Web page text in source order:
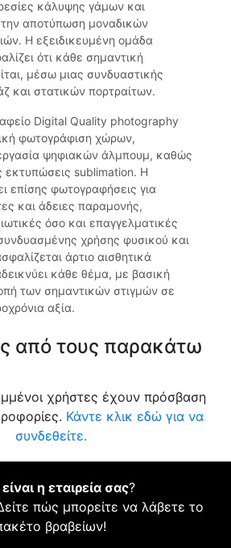
κάλυψης γάμων και
αποτύπωση μοναδικών
Η εξειδικευμένη ομάδα
ότι κάθε σημαντική
μέσω μιας συνδυαστικής
και στατικών πορτραίτων.
Digital Quality photography
φωτογράφιση χώρων,
ψηφιακών άλμπουμ, καθώς
εκτυπώσεις sublimation. Η
επίσης φωτογραφήσεις για
και άδειες παραμονής,
όσο και επαγγελματικές
χρήσης φυσικού και
άρτιο αισθητικά
κάθε θέμα, με βασική
των σημαντικών στιγμών σε
αξία.
από τους παρακάτω
χρήστες έχουν πρόσβαση
Κάντε κλικ εδώ για να
συνδεθείτε.
η εταιρεία σας?
πώς μπορείτε να λάβετε το
βραβείων!